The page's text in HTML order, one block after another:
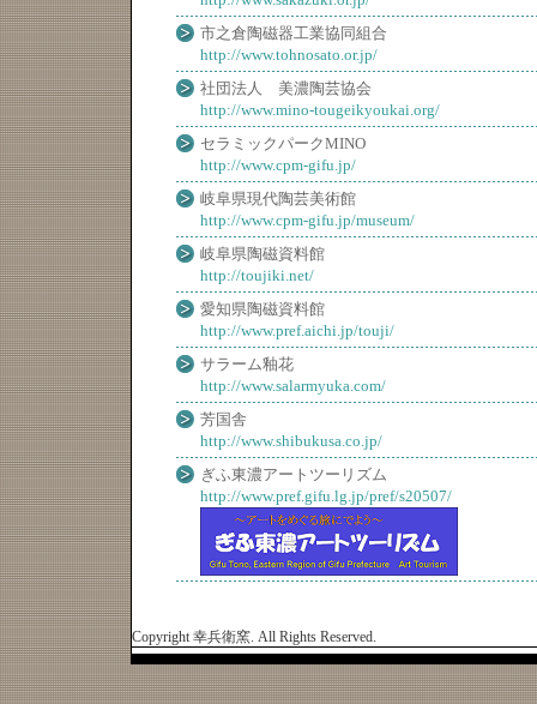
市之倉陶磁器工業協同組合
http://www.tohnosato.or.jp/
社団法人 美濃陶芸協会
http://www.mino-tougeikyoukai.org/
セラミックパークMINO
http://www.cpm-gifu.jp/
岐阜県現代陶芸美術館
http://www.cpm-gifu.jp/museum/
岐阜県陶磁資料館
http://toujiki.net/
愛知県陶磁資料館
http://www.pref.aichi.jp/touji/
サラーム釉花
http://www.salarmyuka.com/
芳国舎
http://www.shibukusa.co.jp/
ぎふ東濃アートツーリズム
http://www.pref.gifu.lg.jp/pref/s20507/
Copyright 幸兵衛窯. All Rights Reserved.